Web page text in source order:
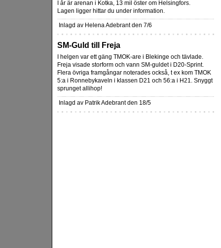
I år är arenan i Kotka, 13 mil öster om Helsingfors.
Lagen ligger hittar du under information.
Inlagd av Helena Adebrant den 7/6
SM-Guld till Freja
I helgen var ett gäng TMOK-are i Blekinge och tävlade.
Freja visade storform och vann SM-guldet i D20-Sprint.
Flera övriga framgångar noterades också, t ex kom TMOK
5:a i Ronnebykaveln i klassen D21 och 56:a i H21. Snyggt
sprunget allihop!
Inlagd av Patrik Adebrant den 18/5